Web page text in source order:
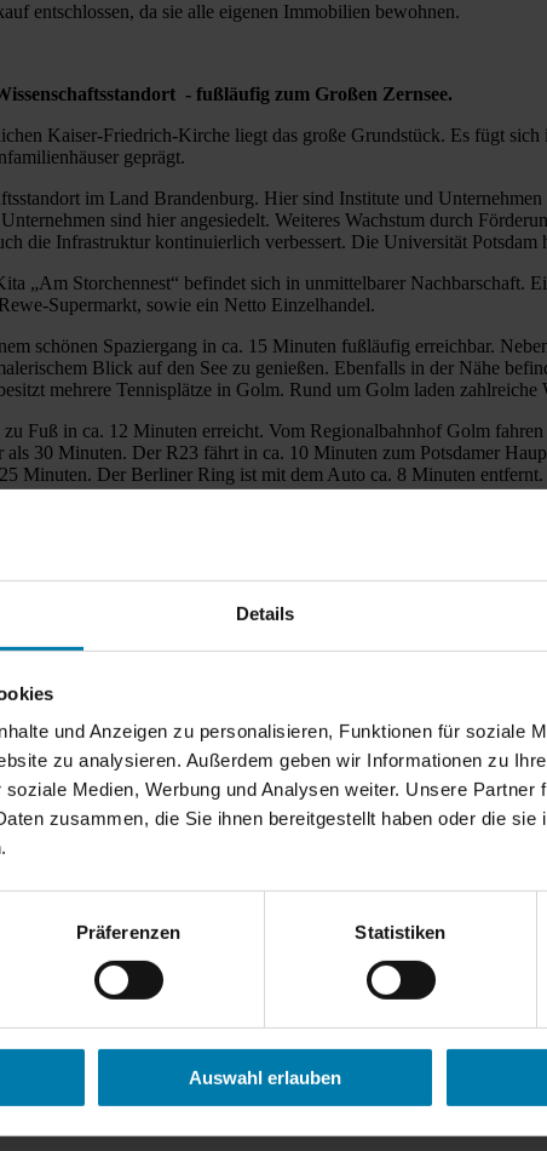
Details
und Anzeigen zu personalisieren, Funktionen für soziale
zu analysieren. Außerdem geben wir Informationen zu
Medien, Werbung und Analysen weiter. Unsere Partner
zusammen, die Sie ihnen bereitgestellt haben oder die sie
Präferenzen Statistiken
Auswahl erlauben
entschlossen, da sie alle eigenen Immobilien bewohnen.
- fußläufig zum Großen Zernsee.
Kaiser-Friedrich-Kirche liegt das große Grundstück. Es fügt
geprägt.
im Land Brandenburg. Hier sind Institute und
sind hier angesiedelt. Weiteres Wachstum durch
die Infrastruktur kontinuierlich verbessert. Die Universität
„Am Storchennest“ befindet sich in unmittelbarer Nachbarschaft.
Supermarkt, sowie ein Netto Einzelhandel.
schönen Spaziergang in ca. 15 Minuten fußläufig erreichbar.
Blick auf den See zu genießen. Ebenfalls in der Nähe
mehrere Tennisplätze in Golm. Rund um Golm laden zahlreiche
Fuß in ca. 12 Minuten erreicht. Vom Regionalbahnhof Golm
30 Minuten. Der R23 fährt in ca. 10 Minuten zum Potsdamer
Minuten. Der Berliner Ring ist mit dem Auto ca. 8 Minuten entfernt.
oder Wohnen und Arbeiten auf einem Grundstück.
wird kein Energieausweis gem. GEG benötigt.
vor der Besichtigung über die Finanzierung dieses Objektes zu
Chancen. Wir bitten Sie, diese Bestätigung zur Besichtigung
Finanzierungsberatern. Zum Downloadbereich geht
/ einer Familie, statt.
Angaben Dritter (insb. des Eigentümers) beruhen, übernehmen
Exposé dient Ihrer Erstinformation, als Rechtsgrundlage gilt